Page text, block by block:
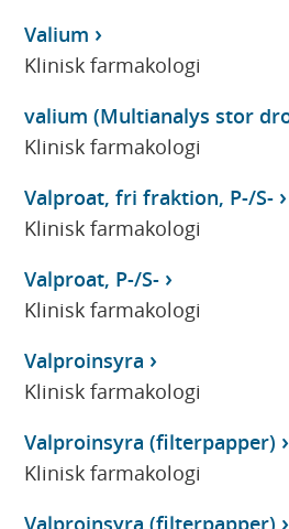
Valium
Klinisk farmakologi
valium (Multianalys stor
Klinisk farmakologi
Valproat, fri fraktion, P-/S-
Klinisk farmakologi
Valproat, P-/S-
Klinisk farmakologi
Valproinsyra
Klinisk farmakologi
Valproinsyra (filterpapper)
Klinisk farmakologi
Valproinsyra (filterpapper)